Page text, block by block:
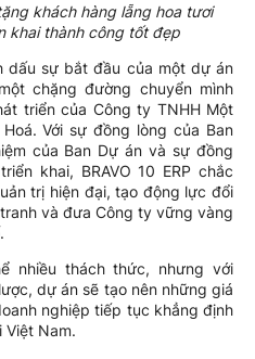
khách hàng lẵng hoa tươi
khai thành công tốt đẹp
dấu sự bắt đầu của một dự án
chặng đường chuyển mình
triển của Công ty TNHH Một
Với sự đồng lòng của Ban
của Ban Dự án và sự đồng
khai, BRAVO 10 ERP chắc
trị hiện đại, tạo động lực đổi
và đưa Công ty vững vàng
nhiều thách thức, nhưng với
dự án sẽ tạo nên những giá
nghiệp tiếp tục khẳng định
Nam.